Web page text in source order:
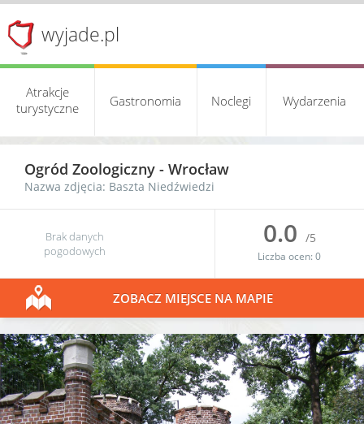
wyjade.pl
Atrakcje
turystyczne
Gastronomia Noclegi Wydarzenia
Ogród Zoologiczny - Wrocław
Nazwa zdjęcia: Baszta Niedźwiedzi
Brak danych
pogodowych
0.0 /5
Liczba ocen:0
ZOBACZ MIEJSCE NA MAPIE